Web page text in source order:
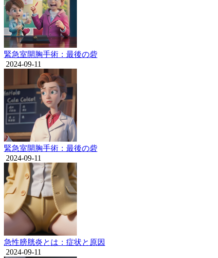
緊急室開胸手術：最後の砦
2024-09-11
緊急室開胸手術：最後の砦
2024-09-11
急性膀胱炎とは：症状と原因
2024-09-11